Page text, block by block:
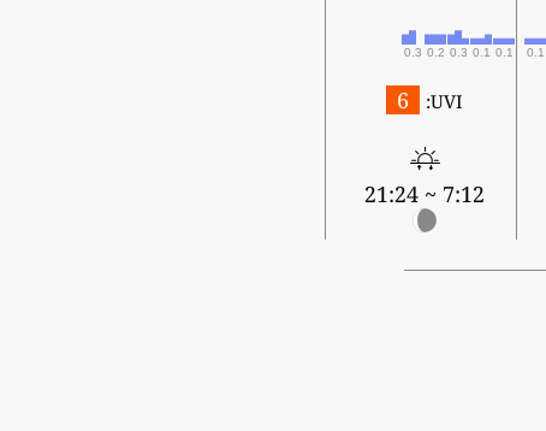
0.1
0.1
0.1
0.3
0.2
0.3
UVI:
6
7:12 ~ 21:24